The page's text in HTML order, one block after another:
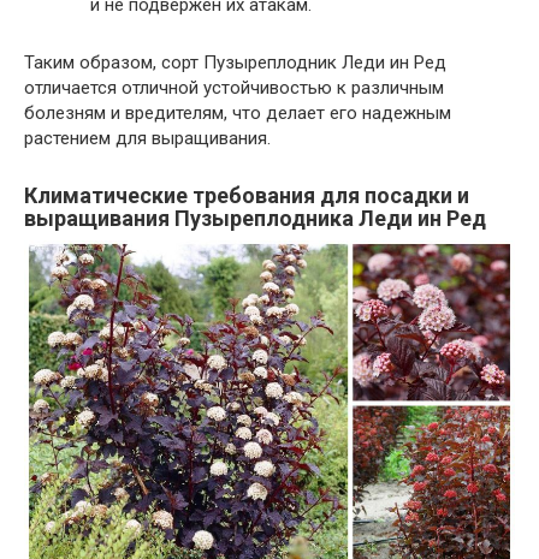
и не подвержен их атакам.
Таким образом, сорт Пузыреплодник Леди ин Ред
отличается отличной устойчивостью к различным
болезням и вредителям, что делает его надежным
растением для выращивания.
Климатические требования для посадки и
выращивания Пузыреплодника Леди ин Ред